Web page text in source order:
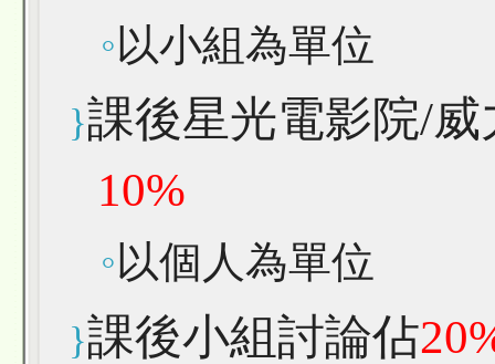
◦以小組為單位
}課後星光電影院/威
10%
◦以個人為單位
}課後小組討論佔